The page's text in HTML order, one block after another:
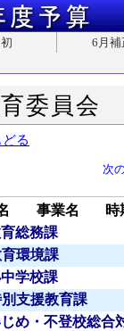
6月補
委員会
どる
次
事業名
時
総務課
環境課
学校課
支援教育課
め・不登校総合